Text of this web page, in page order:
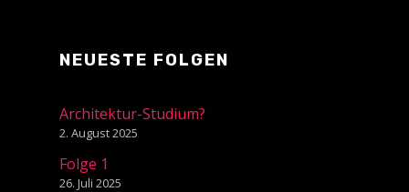
NEUESTE FOLGEN
Architektur-Studium?
2. August 2025
Folge 1
26. Juli 2025